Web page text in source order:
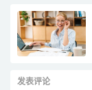
发表评论